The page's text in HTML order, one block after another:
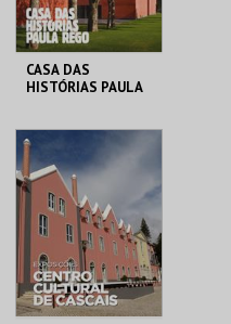
CASA DAS
HISTÓRIAS PAULA
CASA HIST. PAULA
REGO
MAIS INFO
COMPRAR